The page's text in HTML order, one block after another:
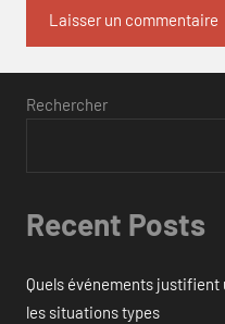
Rechercher
Recent Posts
Quels événements
les situations types